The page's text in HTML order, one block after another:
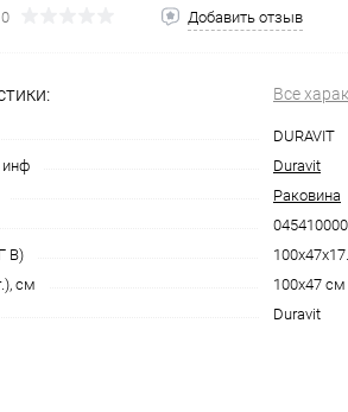
Добавить отзыв
Все
DURAVIT
инф
Duravit
Раковина
В)
см
100x47 см
Duravit